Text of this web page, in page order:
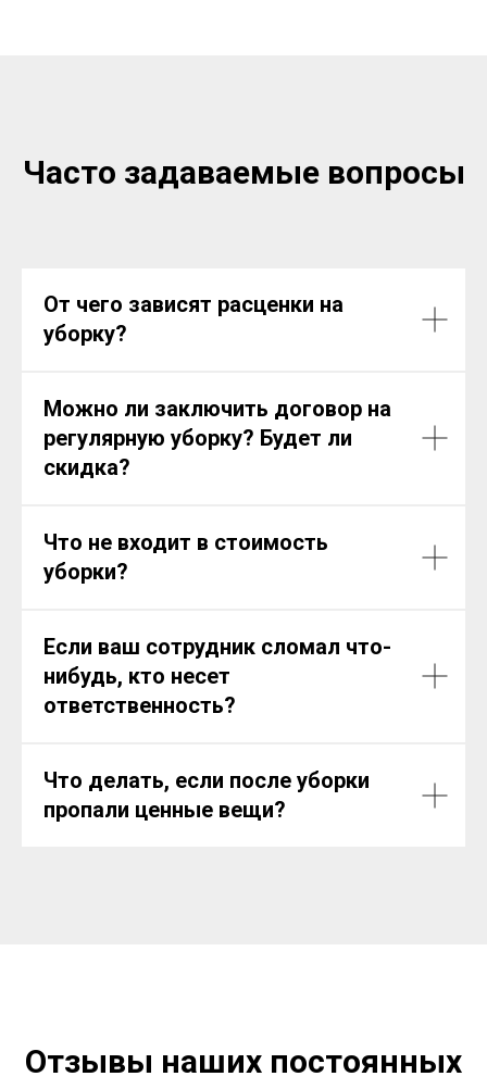
Часто задаваемые вопросы
От чего зависят расценки на
уборку?
Можно ли заключить договор на
регулярную уборку? Будет ли
скидка?
Что не входит в стоимость
уборки?
Если ваш сотрудник сломал что-
нибудь, кто несет
ответственность?
Что делать, если после уборки
пропали ценные вещи?
Отзывы наших постоянных